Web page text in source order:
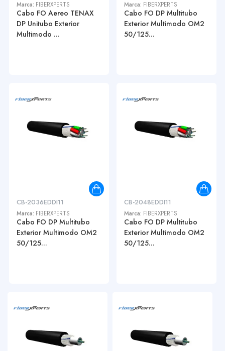
Marca: FIBERXPERTS
Cabo FO Aereo TENAX
DP Unitubo Exterior
Multimodo ...
Marca: FIBERXPERTS
Cabo FO DP Multitubo
Exterior Multimodo OM2
50/125...
CB-2036EDDI11
Marca: FIBERXPERTS
Cabo FO DP Multitubo
Exterior Multimodo OM2
50/125...
CB-2048EDDI11
Marca: FIBERXPERTS
Cabo FO DP Multitubo
Exterior Multimodo OM2
50/125...